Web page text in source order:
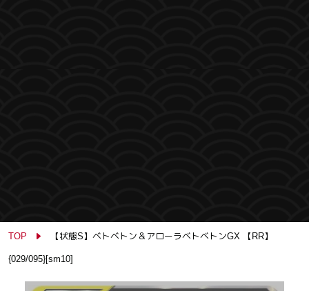
TOP 【状態S】ベトベトン＆アローラベトベトンGX 【RR】
{029/095}[sm10]